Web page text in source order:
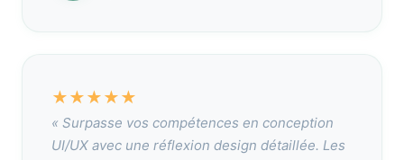
★★★★★
« Surpasse vos compétences en conception
UI/UX avec une réflexion design détaillée. Les